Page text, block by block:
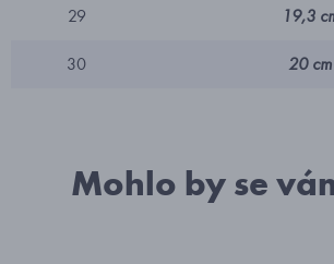
29 19,3
30 20 cm
Mohlo by se